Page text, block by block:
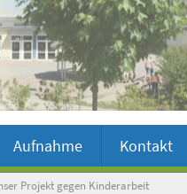
Aufnahme Kontakt
Projekt gegen Kinderarbeit